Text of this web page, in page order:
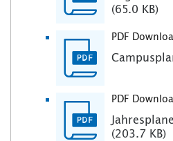
(65.0 KB)
PDF
PDF
(203.7 KB)